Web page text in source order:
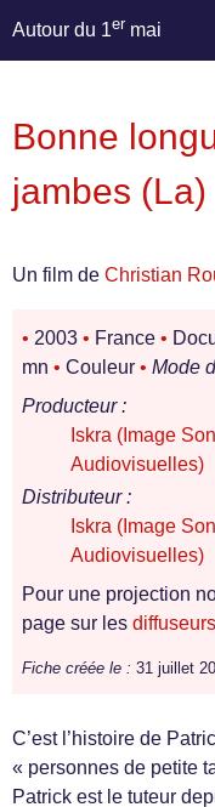
Autour du 1er mai
Bonne
jambes (La)
Un film de Christian
• 2003 • France •
mn • Couleur • Mode
Producteur :
Iskra (Image
Audiovisuelles)
Distributeur :
Iskra (Image
Audiovisuelles)
Pour une projection
page sur les
Fiche créée le : 31 juillet
C’est l’histoire de
« personnes de petite
Patrick est le tuteur